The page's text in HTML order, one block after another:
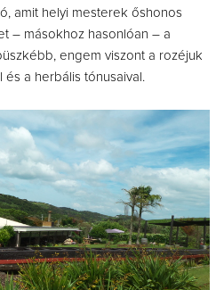
amit helyi mesterek őshonos
– másokhoz hasonlóan – a
engem viszont a rozéjuk
a herbális tónusaival.